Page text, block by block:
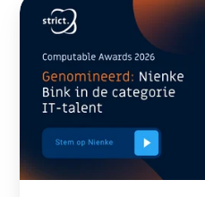
Bink
genomineerd
voor
Computable
Awards
2026